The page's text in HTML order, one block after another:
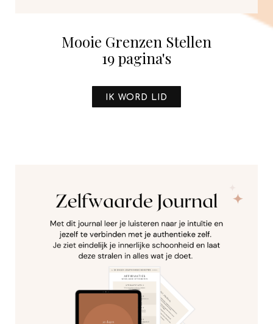
Mooie Grenzen Stellen
19 pagina's
IK WORD LID